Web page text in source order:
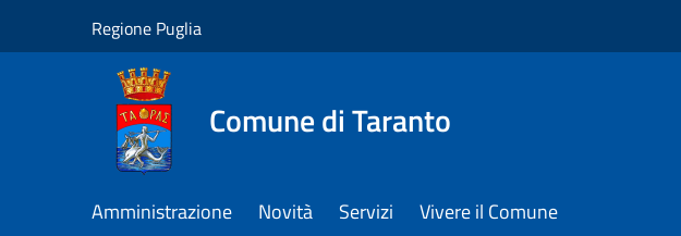
Regione Puglia
Comune di Taranto
Amministrazione Novità Servizi Vivere il Comune